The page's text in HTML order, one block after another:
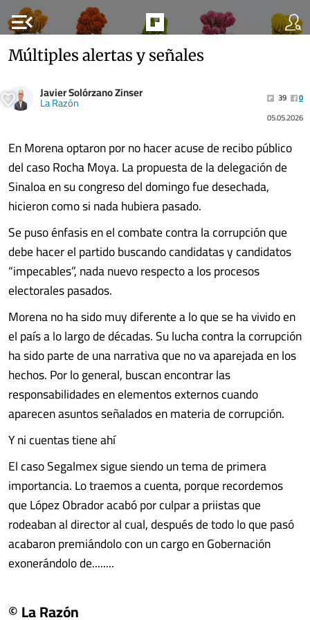
menu_open
Múltiples alertas y señales
Javier Solórzano Zinser
La Razón 39
0
05.05.2026
En Morena optaron por no hacer acuse de recibo público
del caso Rocha Moya. La propuesta de la delegación de
Sinaloa en su congreso del domingo fue desechada,
hicieron como si nada hubiera pasado.
Se puso énfasis en el combate contra la corrupción que
debe hacer el partido buscando candidatas y candidatos
“impecables”, nada nuevo respecto a los procesos
electorales pasados.
Morena no ha sido muy diferente a lo que se ha vivido en
el país a lo largo de décadas. Su lucha contra la corrupción
ha sido parte de una narrativa que no va aparejada en los
hechos. Por lo general, buscan encontrar las
responsabilidades en elementos externos cuando
aparecen asuntos señalados en materia de corrupción.
Y ni cuentas tiene ahí
El caso Segalmex sigue siendo un tema de primera
importancia. Lo traemos a cuenta, porque recordemos
que López Obrador acabó por culpar a priistas que
rodeaban al director al cual, después de todo lo que pasó
acabaron premiándolo con un cargo en Gobernación
exonerándolo de........
© La Razón